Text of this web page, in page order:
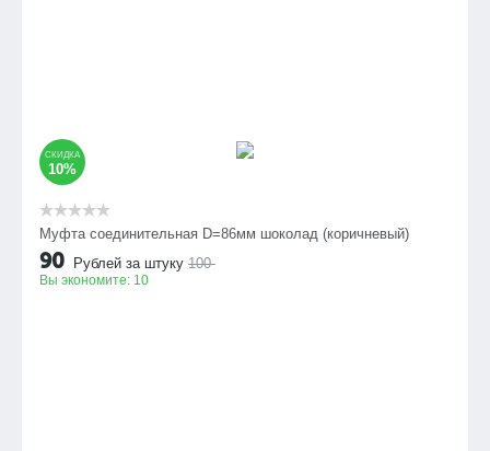
СКИДКА
10%
Муфта соединительная D=86мм шоколад (коричневый)
90 Рублей за штуку 100
Вы экономите: 10